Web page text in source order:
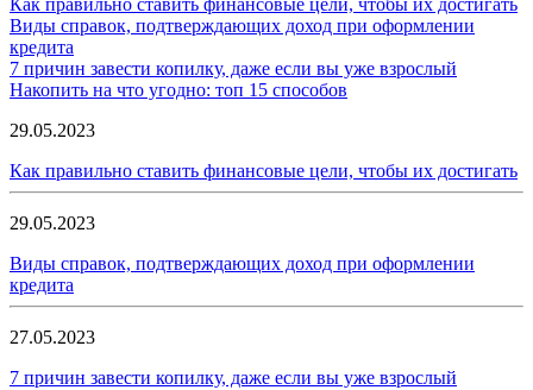
Как правильно ставить финансовые цели, чтобы их достигать
Виды справок, подтверждающих доход при оформлении
кредита
7 причин завести копилку, даже если вы уже взрослый
Накопить на что угодно: топ 15 способов
29.05.2023
Как правильно ставить финансовые цели, чтобы их достигать
29.05.2023
Виды справок, подтверждающих доход при оформлении
кредита
27.05.2023
7 причин завести копилку, даже если вы уже взрослый